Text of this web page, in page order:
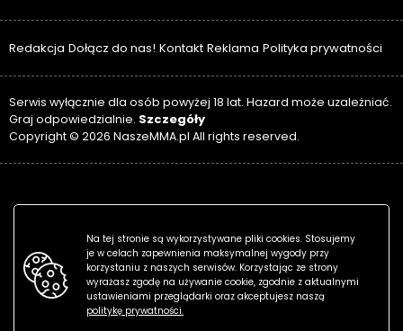
Redakcja Dołącz do nas! Kontakt Reklama Polityka prywatności
Serwis wyłącznie dla osób powyżej 18 lat. Hazard może uzależniać.
Graj odpowiedzialnie. Szczegóły
Copyright © 2026 NaszeMMA.pl All rights reserved.
Na tej stronie są wykorzystywane pliki cookies. Stosujemy
je w celach zapewnienia maksymalnej wygody przy
korzystaniu z naszych serwisów. Korzystając ze strony
wyrażasz zgodę na używanie cookie, zgodnie z aktualnymi
ustawieniami przeglądarki oraz akceptujesz naszą
politykę prywatności.